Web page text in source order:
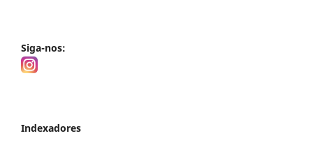
Siga-nos:
Indexadores